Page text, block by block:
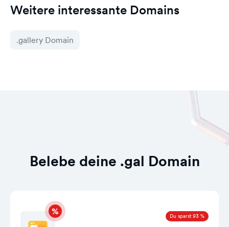
Weitere interessante Domains
.gallery Domain
Belebe deine .gal Domain
Du sparst 93 %